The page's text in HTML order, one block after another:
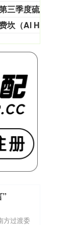
西方石油公司表示，运费的大幅波动可能会影响第三季度硫磺变现收益，并有可能推迟或打乱销售计划。
方过渡委